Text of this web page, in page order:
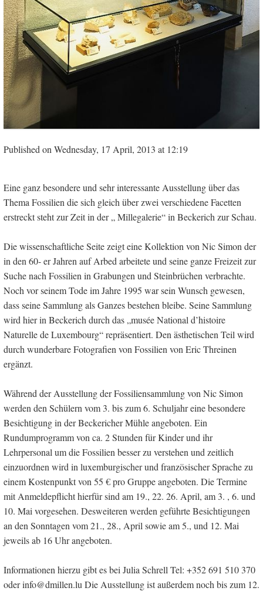
Published on Wednesday, 17 April, 2013 at 12:19
Eine ganz besondere und sehr interessante Ausstellung über das
Thema Fossilien die sich gleich über zwei verschiedene Facetten
erstreckt steht zur Zeit in der „ Millegalerie“ in Beckerich zur Schau.
Die wissenschaftliche Seite zeigt eine Kollektion von Nic Simon der
in den 60- er Jahren auf Arbed arbeitete und seine ganze Freizeit zur
Suche nach Fossilien in Grabungen und Steinbrüchen verbrachte.
Noch vor seinem Tode im Jahre 1995 war sein Wunsch gewesen,
dass seine Sammlung als Ganzes bestehen bleibe. Seine Sammlung
wird hier in Beckerich durch das „musée National d’histoire
Naturelle de Luxembourg“ repräsentiert. Den ästhetischen Teil wird
durch wunderbare Fotografien von Fossilien von Eric Threinen
ergänzt.
Während der Ausstellung der Fossiliensammlung von Nic Simon
werden den Schülern vom 3. bis zum 6. Schuljahr eine besondere
Besichtigung in der Beckericher Mühle angeboten. Ein
Rundumprogramm von ca. 2 Stunden für Kinder und ihr
Lehrpersonal um die Fossilien besser zu verstehen und zeitlich
einzuordnen wird in luxemburgischer und französischer Sprache zu
einem Kostenpunkt von 55 € pro Gruppe angeboten. Die Termine
mit Anmeldepflicht hierfür sind am 19., 22. 26. April, am 3. , 6. und
10. Mai vorgesehen. Desweiteren werden geführte Besichtigungen
an den Sonntagen vom 21., 28., April sowie am 5., und 12. Mai
jeweils ab 16 Uhr angeboten.
Informationen hierzu gibt es bei Julia Schrell Tel: +352 691 510 370
oder info@dmillen.lu Die Ausstellung ist außerdem noch bis zum 12.